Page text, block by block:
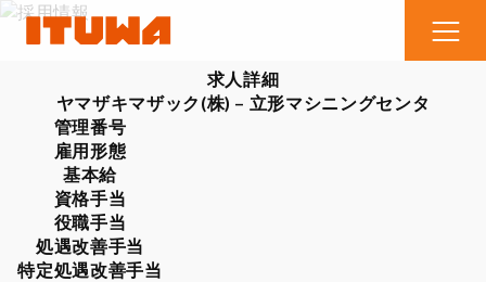
求人詳細
ヤマザキマザック(株) – 立形マシニングセンタ
管理番号
雇用形態
基本給
資格手当
役職手当
処遇改善手当
特定処遇改善手当